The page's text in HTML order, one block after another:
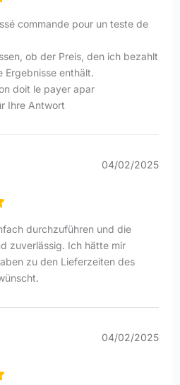
commande pour un teste de
ob der Preis, den ich bezahlt
Ergebnisse enthält.
doit le payer apar
Ihre Antwort
04/02/2025
durchzuführen und die
zuverlässig. Ich hätte mir
zu den Lieferzeiten des
04/02/2025